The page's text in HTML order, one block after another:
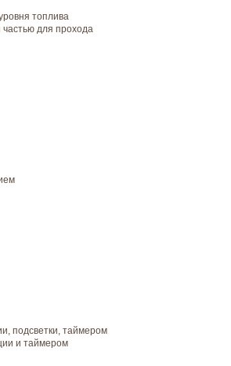
топлива
частью для прохода
подсветки, таймером
и таймером